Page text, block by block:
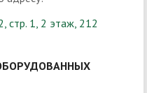
стр. 1, 2 этаж, 212